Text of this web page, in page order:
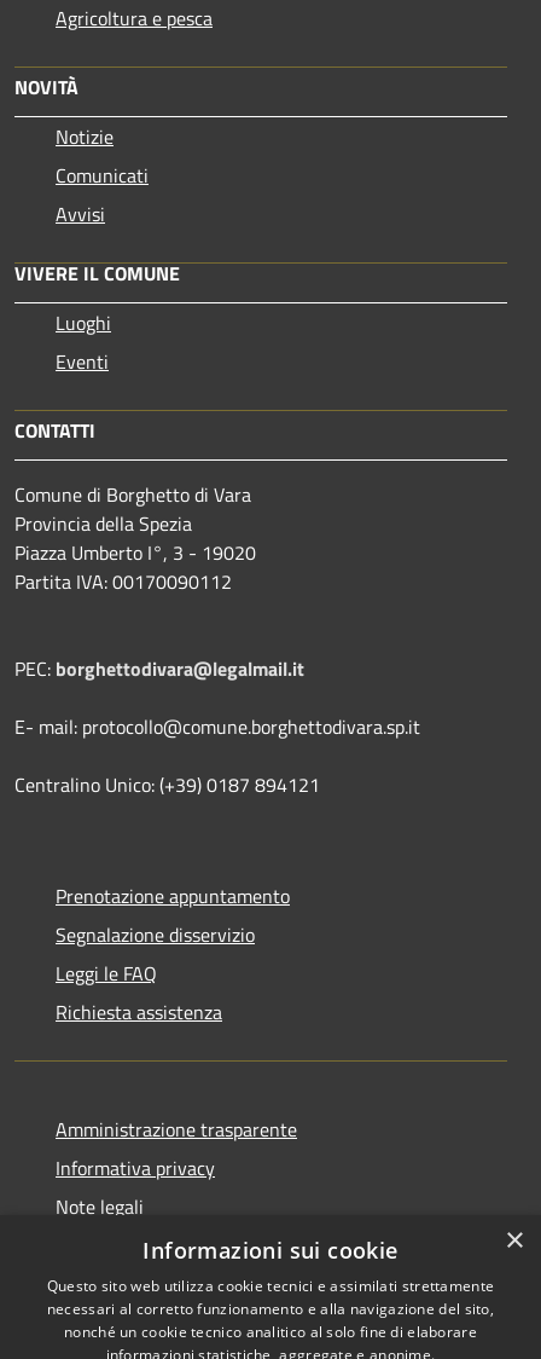
Agricoltura e pesca
NOVITÀ
Notizie
Comunicati
Avvisi
VIVERE IL COMUNE
Luoghi
Eventi
CONTATTI
Comune di Borghetto di Vara
Provincia della Spezia
Piazza Umberto I°, 3 - 19020
Partita IVA: 00170090112
PEC: borghettodivara@legalmail.it
E- mail: protocollo@comune.borghettodivara.sp.it
Centralino Unico: (+39) 0187 894121
Prenotazione appuntamento
Segnalazione disservizio
Leggi le FAQ
Richiesta assistenza
Amministrazione trasparente
Informativa privacy
Note legali
Dichiarazione di accessibilità
×
Informazioni sui cookie
Questo sito web utilizza cookie tecnici e assimilati strettamente
necessari al corretto funzionamento e alla navigazione del sito,
nonché un cookie tecnico analitico al solo fine di elaborare
informazioni statistiche, aggregate e anonime.